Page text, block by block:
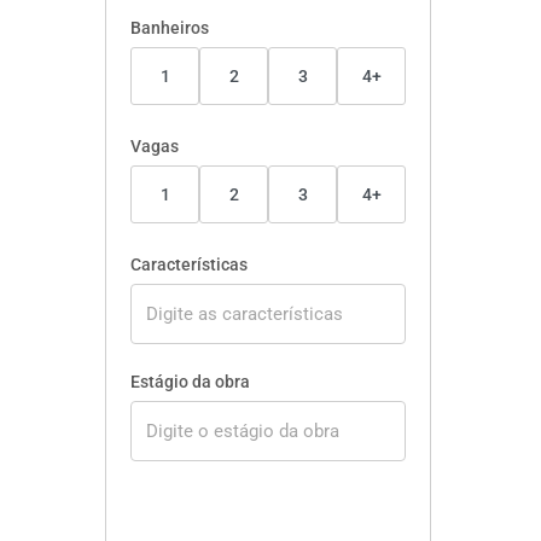
Banheiros
1 2 3 4+
Vagas
1 2 3 4+
Características
Estágio da obra